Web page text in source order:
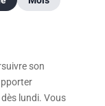
son
lundi. Vous